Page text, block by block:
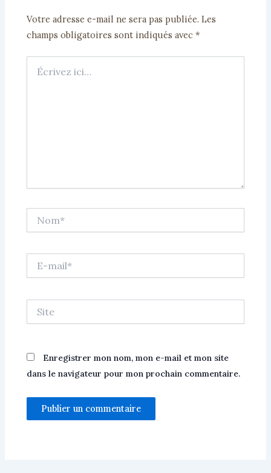
Votre adresse e-mail ne sera pas publiée. Les
champs obligatoires sont indiqués avec*
ici…
mail*
Enregistrer mon nom, mon e-mail et mon site
dans le navigateur pour mon prochain commentaire.